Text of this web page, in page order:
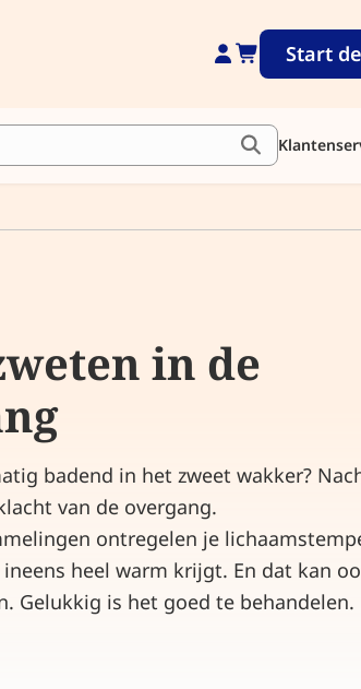
Start
in de
badend in het zweet wakker?
van de overgang.
ontregelen je
heel warm krijgt. En dat kan
Gelukkig is het goed te behandelen.